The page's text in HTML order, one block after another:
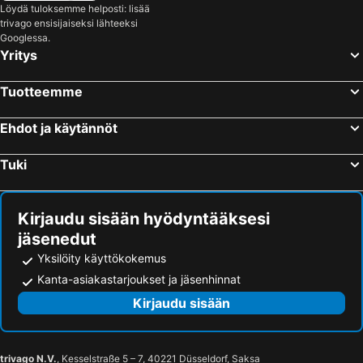
Stockholm Waterfront Congress Centre
Bromma
Sergelin tori
Fotografiska
Tukholman saaristo
Vasa Museum
Cirkus
Rinkeby-Kista
Junibacken
Kungliga Operan
Göta Lejon
Ahvenanmaan museo
Hässelby-Vällingby
Gamla Uppsala
Cafe Opera
Gamla Uppsala högar
Fyrishov
Linnéträdgården
Uppsala Konsert & Kongress
Guldkanten
Uppsala Centralstation
Löydä tuloksemme helposti: lisää
trivago ensisijaiseksi lähteeksi
Googlessa.
Yritys
Tuotteemme
Ehdot ja käytännöt
Tuki
Kirjaudu sisään hyödyntääksesi
jäsenedut
Yksilöity käyttökokemus
Kanta-asiakastarjoukset ja jäsenhinnat
Kirjaudu sisään
trivago N.V., Kesselstraße 5 – 7, 40221 Düsseldorf, Saksa